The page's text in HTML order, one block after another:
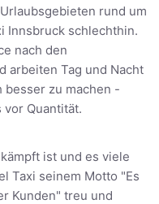
rund um
Innsbruck schlechthin.
nach den
arbeiten Tag und Nacht
zu machen -
Quantität.
ist und es viele
Taxi seinem Motto "Es
Kunden" treu und